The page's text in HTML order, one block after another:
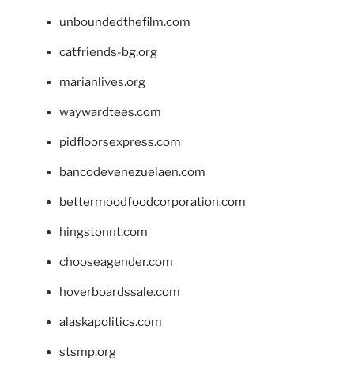
unboundedthefilm.com
catfriends-bg.org
marianlives.org
waywardtees.com
pidfloorsexpress.com
bancodevenezuelaen.com
bettermoodfoodcorporation.com
hingstonnt.com
chooseagender.com
hoverboardssale.com
alaskapolitics.com
stsmp.org